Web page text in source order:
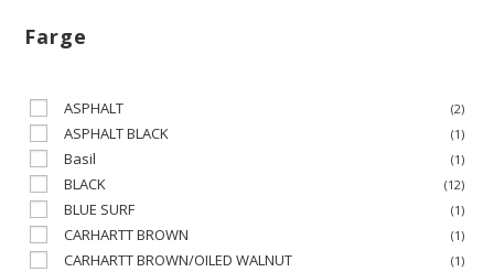
Farge
ASPHALT (2)
ASPHALT BLACK (1)
Basil (1)
BLACK (12)
BLUE SURF (1)
CARHARTT BROWN (1)
CARHARTT BROWN/OILED WALNUT (1)